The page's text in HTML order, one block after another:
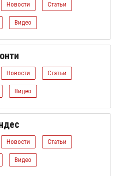
Новости Статьи
Видео
Новости Статьи
Видео
Новости Статьи
Видео